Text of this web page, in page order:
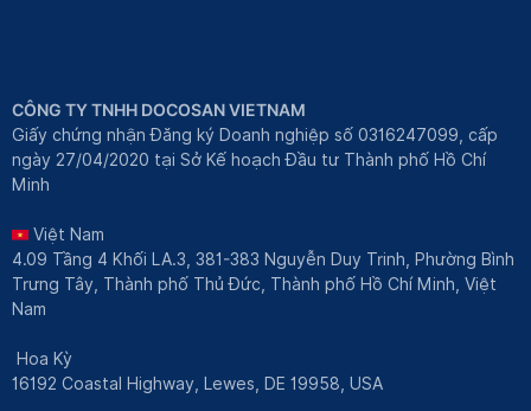
CÔNG TY TNHH DOCOSAN VIETNAM
Giấy chứng nhận Đăng ký Doanh nghiệp số 0316247099, cấp
ngày 27/04/2020 tại Sở Kế hoạch Đầu tư Thành phố Hồ Chí
Minh
Việt Nam
4.09 Tầng 4 Khối LA.3, 381-383 Nguyễn Duy Trinh, Phường Bình
Trưng Tây, Thành phố Thủ Đức, Thành phố Hồ Chí Minh, Việt
Nam
Hoa Kỳ
16192 Coastal Highway, Lewes, DE 19958, USA